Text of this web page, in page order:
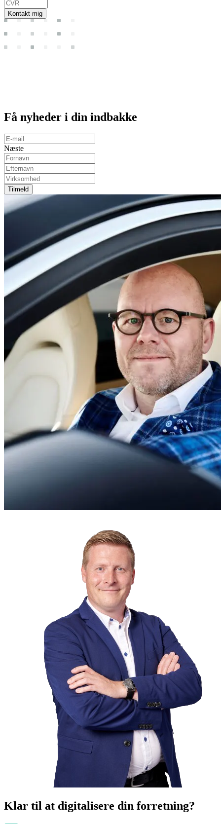
Kontakt mig
Få nyheder i din indbakke
Næste
Klar til at digitalisere din forretning?